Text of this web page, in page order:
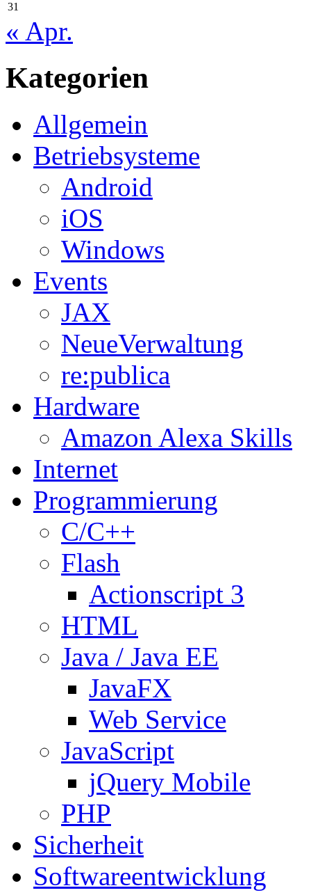
31
« Apr.
Kategorien
Allgemein
Betriebsysteme
Android
iOS
Windows
Events
JAX
NeueVerwaltung
re:publica
Hardware
Amazon Alexa Skills
Internet
Programmierung
C/C++
Flash
Actionscript 3
HTML
Java / Java EE
JavaFX
Web Service
JavaScript
jQuery Mobile
PHP
Sicherheit
Softwareentwicklung